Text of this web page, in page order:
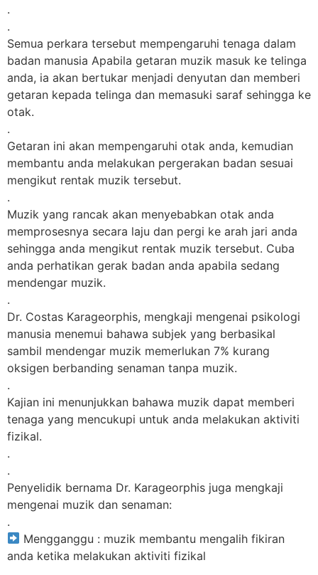
.
.
Semua perkara tersebut mempengaruhi tenaga dalam
badan manusia Apabila getaran muzik masuk ke telinga
anda, ia akan bertukar menjadi denyutan dan memberi
getaran kepada telinga dan memasuki saraf sehingga ke
otak.
.
Getaran ini akan mempengaruhi otak anda, kemudian
membantu anda melakukan pergerakan badan sesuai
mengikut rentak muzik tersebut.
.
Muzik yang rancak akan menyebabkan otak anda
memprosesnya secara laju dan pergi ke arah jari anda
sehingga anda mengikut rentak muzik tersebut. Cuba
anda perhatikan gerak badan anda apabila sedang
mendengar muzik.
.
Dr. Costas Karageorphis, mengkaji mengenai psikologi
manusia menemui bahawa subjek yang berbasikal
sambil mendengar muzik memerlukan 7% kurang
oksigen berbanding senaman tanpa muzik.
.
Kajian ini menunjukkan bahawa muzik dapat memberi
tenaga yang mencukupi untuk anda melakukan aktiviti
fizikal.
.
.
Penyelidik bernama Dr. Karageorphis juga mengkaji
mengenai muzik dan senaman:
.
Mengganggu : muzik membantu mengalih fikiran
anda ketika melakukan aktiviti fizikal